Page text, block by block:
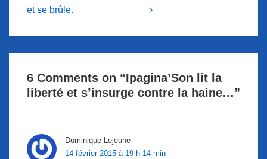
l’article
is
et se brûle. is
›
6 Comments on “Ipagina’Son lit la
liberté et s’insurge contre la haine…”
Dominique Lejeune
14 février 2015 à 19 h 14 min